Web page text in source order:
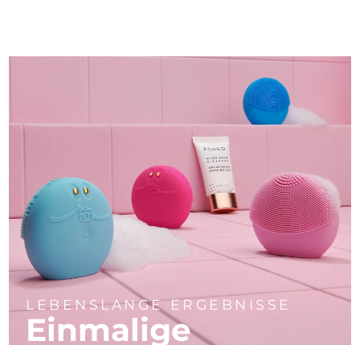
LEBENSLANGE ERGEBNISSE
Einmalige